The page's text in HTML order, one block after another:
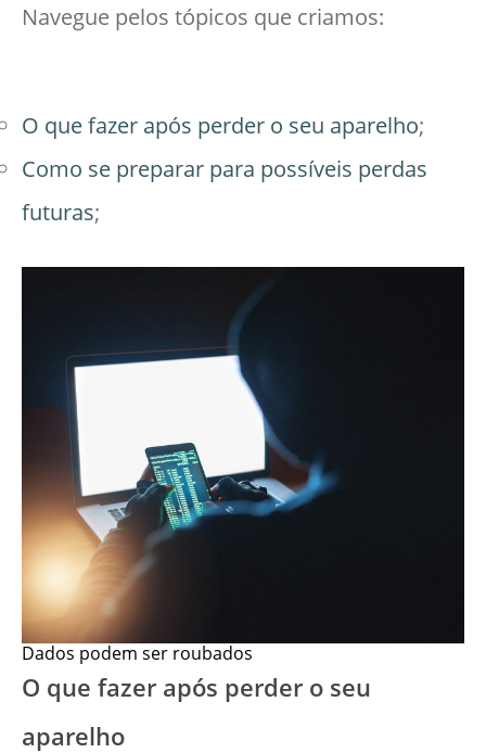
Navegue pelos tópicos que criamos:
O que fazer após perder o seu aparelho;
Como se preparar para possíveis perdas
futuras;
Dados podem ser roubados
O que fazer após perder o seu
aparelho